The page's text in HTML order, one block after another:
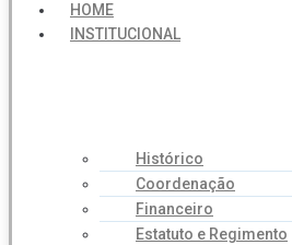
HOME
INSTITUCIONAL
Histórico
Coordenação
Financeiro
Estatuto e Regimento